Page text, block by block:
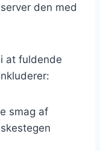
den med
at fuldende
smag af